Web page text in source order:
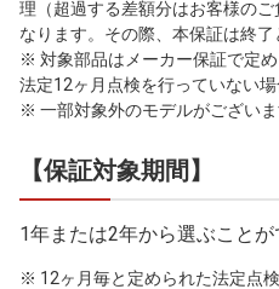
理（超過する差額分はお客様の
なります。その際、本保証は終了
※ 対象部品はメーカー保証で定
法定12ヶ月点検を行っていない場
※ 一部対象外のモデルがございま
【保証対象期間】
1年または2年から選ぶことが
※ 12ヶ月毎と定められた法定点